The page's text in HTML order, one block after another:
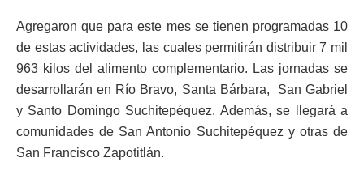
Agregaron que para este mes se tienen programadas 10
de estas actividades, las cuales permitirán distribuir 7 mil
963 kilos del alimento complementario. Las jornadas se
desarrollarán en Río Bravo, Santa Bárbara, San Gabriel
y Santo Domingo Suchitepéquez. Además, se llegará a
comunidades de San Antonio Suchitepéquez y otras de
San Francisco Zapotitlán.